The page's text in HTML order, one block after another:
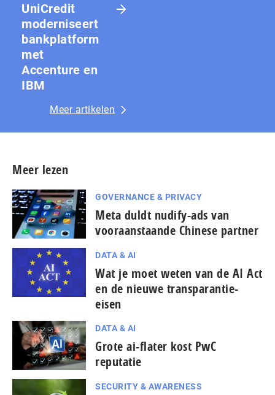
UniCredit
moderniseert
bankplatform
met
Accenture en
IBM
Meer artikelen
Meer lezen
GOVERNANCE & PRIVACY
Meta duldt nudify-ads van
vooraanstaande Chinese partner
DATA & AI
Wat je moet weten van de AI Act
en de nieuwe transparantie-
eisen
DATA & AI
Grote ai-flater kost PwC
reputatie
SECURITY & AWARENESS